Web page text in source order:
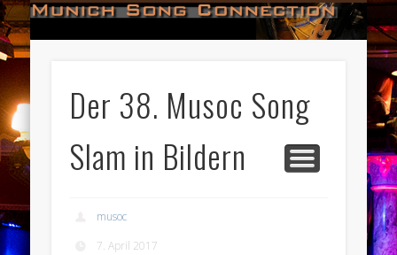
#NEWS
#OPEN
#DATES
#HALL_OF_FAME
#TEAM
#CONTACT
#LOGIN
#IMPRESSUM
Der 38. Musoc Song
Slam in Bildern
musoc
7. April 2017